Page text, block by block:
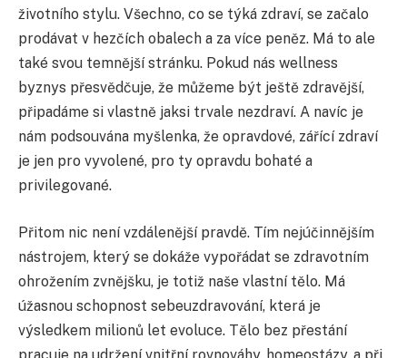
životního stylu. Všechno, co se týká zdraví, se začalo
prodávat v hezčích obalech a za více peněz. Má to ale
také svou temnější stránku. Pokud nás wellness
byznys přesvědčuje, že můžeme být ještě zdravější,
připadáme si vlastně jaksi trvale nezdraví. A navíc je
nám podsouvána myšlenka, že opravdové, zářící zdraví
je jen pro vyvolené, pro ty opravdu bohaté a
privilegované.
Přitom nic není vzdálenější pravdě. Tím nejúčinnějším
nástrojem, který se dokáže vypořádat se zdravotním
ohrožením zvnějšku, je totiž naše vlastní tělo. Má
úžasnou schopnost sebeuzdravování, která je
výsledkem milionů let evoluce. Tělo bez přestání